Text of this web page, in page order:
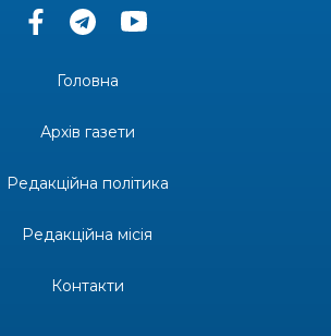
Бахмутської громади у Харкові
до проєкту «Радість у дитячих
громади
у Рівному: свято краси, мистецтва
Головна
Архів газети
Редакційна політика
Редакційна місія
Контакти